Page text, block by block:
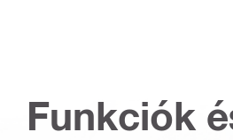
Funkciók